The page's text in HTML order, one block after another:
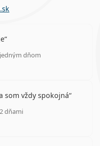
dňom
5 z 5
som vždy spokojná
dňami
5 z 5